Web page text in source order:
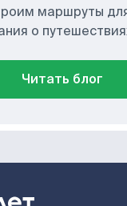
маршруты
о
Читать блог